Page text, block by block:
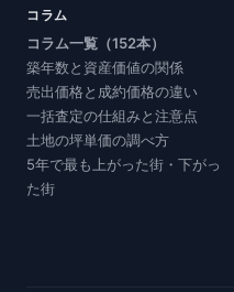
コラム
コラム一覧（152本）
築年数と資産価値の関係
売出価格と成約価格の違い
一括査定の仕組みと注意点
土地の坪単価の調べ方
5年で最も上がった街・下がっ
た街